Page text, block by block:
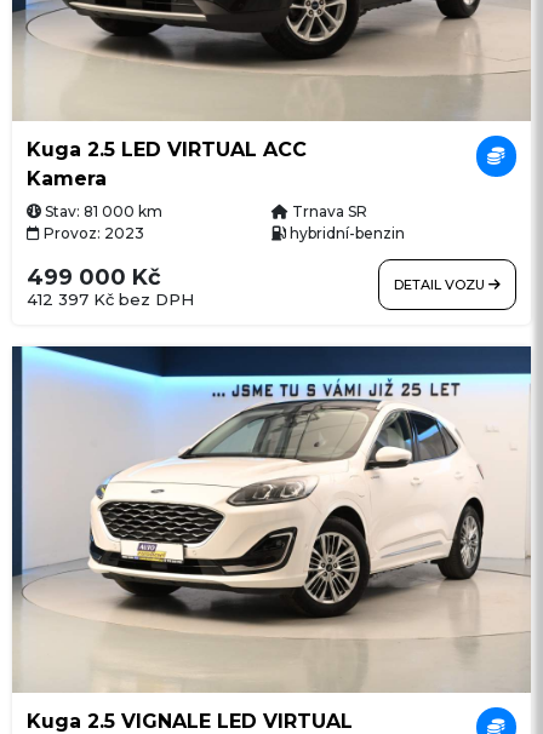
Kuga 2.5 LED VIRTUAL ACC
Kamera
Stav: 81 000 km
Trnava SR
Provoz: 2023
hybridní-benzin
412 397 Kč bez DPH
499 000 Kč DETAIL VOZU
Kuga 2.5 VIGNALE LED VIRTUAL